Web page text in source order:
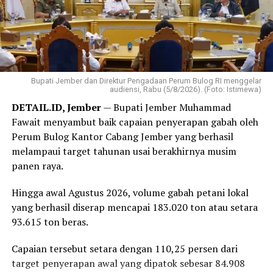
Tematik, Agus Apriawan; dan Tenaga Ahli Bidang
Komunikasi Publik, Rahmat Sahid.
‎”Terima kasih kepada seluruh rekan-rekan. Ini HUT
pertama kita. Mari jaga solidaritas demi mewujudkan visi
besar Partai Rakyat Indonesia,” kata Robert.
‎Selain perayaan HUT, kegiatan yang dipusatkan di
Bandar Lampung juga diisi dengan sejumlah agenda
bakti sosial, di antaranya donor darah hingga
peluncuran ambulans yang diperuntukkan bagi 38 DPD
PRI di seluruh Indonesia.
Reporter:Juan Ambarita
Bupati Jember dan Direktur Pengadaan Perum Bulog RI menggelar
audiensi, Rabu (5/8/2026). (Foto: Istimewa)
DETAIL.ID, Jember— Bupati Jember Muhammad
Fawait menyambut baik capaian penyerapan gabah oleh
Perum Bulog Kantor Cabang Jember yang berhasil
melampaui target tahunan usai berakhirnya musim
panen raya.
Hingga awal Agustus 2026, volume gabah petani lokal
yang berhasil diserap mencapai 183.020 ton atau setara
93.615 ton beras.
Capaian tersebut setara dengan 110,25 persen dari
target penyerapan awal yang dipatok sebesar 84.908